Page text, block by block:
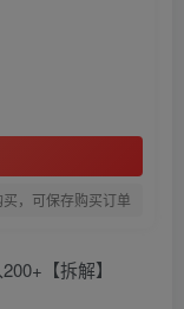
，可保存购买订单
【拆解】